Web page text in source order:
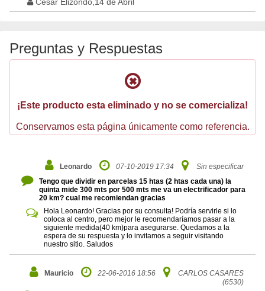
Cesar Elizondo,14 de Abril
Preguntas y Respuestas
¡Este producto esta eliminado y no se comercializa!
Conservamos esta página únicamente como referencia.
Leonardo 07-10-2019 17:34
Sin especificar
Tengo que dividir en parcelas 15 htas (2 htas cada una) la
quinta mide 300 mts por 500 mts me va un electrificador para
20 km? cual me recomiendan gracias
Hola Leonardo! Gracias por su consulta! Podría servirle si lo
coloca al centro, pero mejor le recomendaríamos pasar a la
siguiente medida(40 km)para asegurarse. Quedamos a la
espera de su respuesta y lo invitamos a seguir visitando
nuestro sitio. Saludos
Mauricio 22-06-2016 18:56
CARLOS CASARES
(6530)